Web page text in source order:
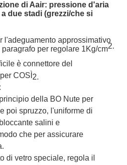
di Aair: pressione d'aria
due stadi (grezzi/che si
l'adeguamento approssimativo
per regolare 1Kg/cm2.
è connettore del
COSÌ 2.
della BO Nute per
poi spruzzo, l'uniforme di
salini e
che per assicurare
di vetro speciale, regola il